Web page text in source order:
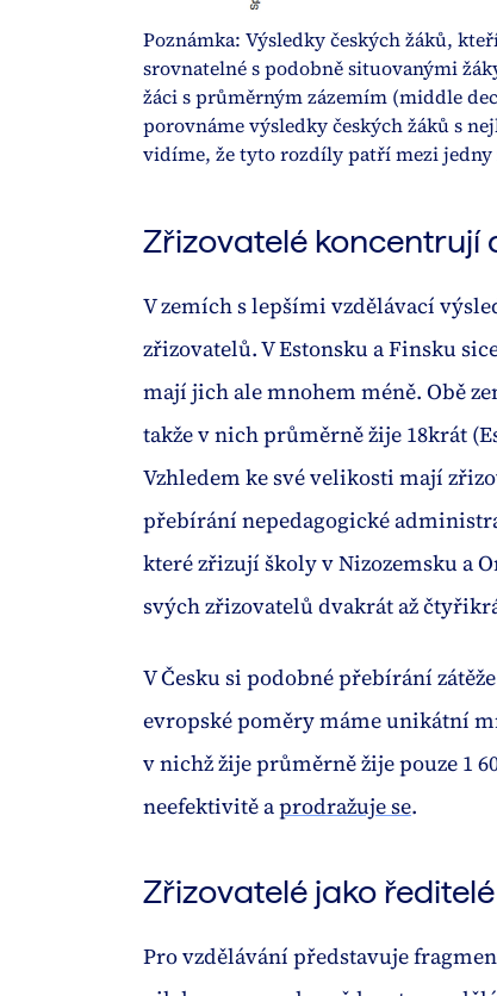
Poznámka: Výsledky českých žáků,
srovnatelné s podobně situovanými
žáci s průměrným zázemím (middle
porovnáme výsledky českých žáků s
Zřizovatelé koncentrují
V zemích s lepšími vzdělávací
zřizovatelů. V Estonsku a Finsku
mají jich ale mnohem méně. Obě
takže v nich průměrně žije 18krát
Vzhledem ke své velikosti mají
přebírání nepedagogické
které zřizují školy v Nizozemsku a
svých zřizovatelů dvakrát až
V Česku si podobné přebírání
evropské poměry máme unikátní
v nichž žije průměrně žije pouze 1
neefektivitě aprodražuje se.
Zřizovatelé jako
Pro vzdělávání představuje